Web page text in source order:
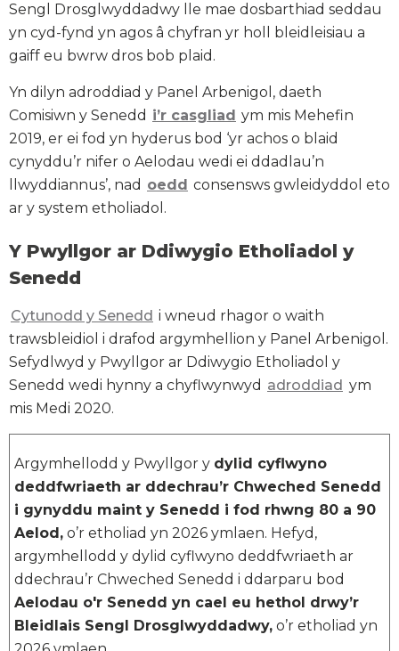
Sengl Drosglwyddadwy lle mae dosbarthiad seddau
yn cyd-fynd yn agos â chyfran yr holl bleidleisiau a
gaiff eu bwrw dros bob plaid.
Yn dilyn adroddiad y Panel Arbenigol, daeth
Comisiwn y Senedd i’r casgliad ym mis Mehefin
2019, er ei fod yn hyderus bod ‘yr achos o blaid
cynyddu’r nifer o Aelodau wedi ei ddadlau’n
llwyddiannus’, nad oedd consensws gwleidyddol eto
ar y system etholiadol.
Y Pwyllgor ar Ddiwygio Etholiadol y
Senedd
Cytunodd y Senedd i wneud rhagor o waith
trawsbleidiol i drafod argymhellion y Panel Arbenigol.
Sefydlwyd y Pwyllgor ar Ddiwygio Etholiadol y
Senedd wedi hynny a chyflwynwyd adroddiad ym
mis Medi 2020.
Argymhellodd y Pwyllgor y dylid cyflwyno
deddfwriaeth ar ddechrau’r Chweched Senedd
i gynyddu maint y Senedd i fod rhwng 80 a 90
Aelod, o’r etholiad yn 2026 ymlaen. Hefyd,
argymhellodd y dylid cyflwyno deddfwriaeth ar
ddechrau’r Chweched Senedd i ddarparu bod
Aelodau o'r Senedd yn cael eu hethol drwy’r
Bleidlais Sengl Drosglwyddadwy, o’r etholiad yn